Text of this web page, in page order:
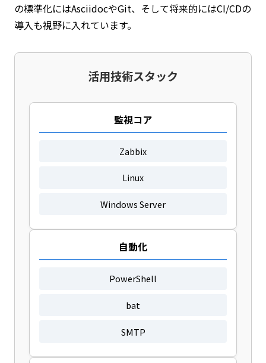
の標準化にはAsciidocやGit、そして将来的にはCI/CDの
導入も視野に入れています。
活用技術スタック
監視コア
Zabbix
Linux
Windows Server
自動化
PowerShell
bat
SMTP